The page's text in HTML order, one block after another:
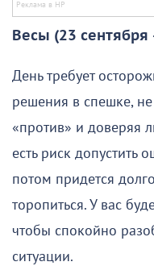
Весы (23 сентября
День требует
решения в спешке,
«против» и доверяя
есть риск допустить
потом придется
торопиться. У вас
чтобы спокойно
ситуации.